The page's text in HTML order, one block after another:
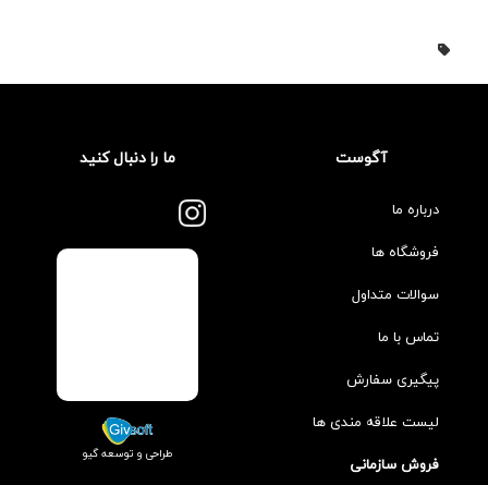
آگوست
درباره ما
فروشگاه ها
سوالات متداول
تماس با ما
پیگیری سفارش
لیست علاقه مندی ها
فروش سازمانی
ما را دنبال کنید
طراحی و توسعه گیو